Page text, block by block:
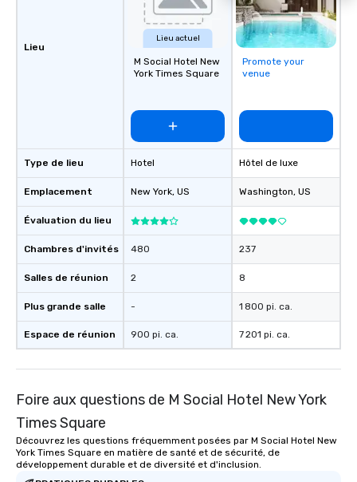
Lieu
Type de lieu
Emplacement
Évaluation du lieu
Chambres d'invités
Salles de réunion
Plus grande salle
Espace de réunion
Lieu actuel
M Social Hotel New
York Times Square
Hotel
New York, US
480
2
-
900 pi. ca.
Promote your
venue
Hôtel de luxe
Washington, US
237
8
1 800 pi. ca.
7 201 pi. ca.
Foire aux questions de M Social Hotel New York
Times Square
Découvrez les questions fréquemment posées par M Social Hotel New
York Times Square en matière de santé et de sécurité, de
développement durable et de diversité et d'inclusion.